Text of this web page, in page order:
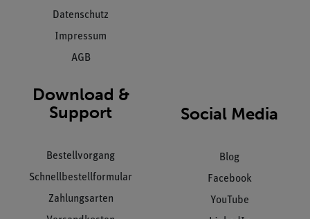
Datenschutz
Impressum
AGB
Download &
Support
Bestellvorgang
Schnellbestellformular
Zahlungsarten
Social Media
Blog
Facebook
YouTube